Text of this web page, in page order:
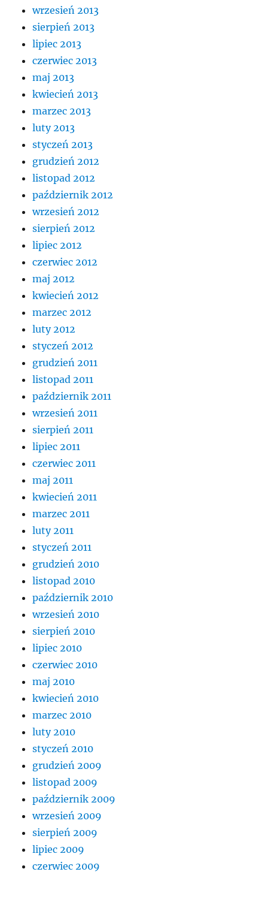
wrzesień 2013
sierpień 2013
lipiec 2013
czerwiec 2013
maj 2013
kwiecień 2013
marzec 2013
luty 2013
styczeń 2013
grudzień 2012
listopad 2012
październik 2012
wrzesień 2012
sierpień 2012
lipiec 2012
czerwiec 2012
maj 2012
kwiecień 2012
marzec 2012
luty 2012
styczeń 2012
grudzień 2011
listopad 2011
październik 2011
wrzesień 2011
sierpień 2011
lipiec 2011
czerwiec 2011
maj 2011
kwiecień 2011
marzec 2011
luty 2011
styczeń 2011
grudzień 2010
listopad 2010
październik 2010
wrzesień 2010
sierpień 2010
lipiec 2010
czerwiec 2010
maj 2010
kwiecień 2010
marzec 2010
luty 2010
styczeń 2010
grudzień 2009
listopad 2009
październik 2009
wrzesień 2009
sierpień 2009
lipiec 2009
czerwiec 2009